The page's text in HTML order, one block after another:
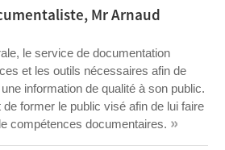
Mr Arnaud
le service de documentation
et les outils nécessaires afin de
information de qualité à son public.
former le public visé afin de lui faire
compétences documentaires. »